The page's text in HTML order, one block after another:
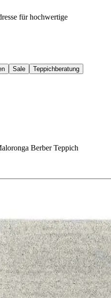
für hochwertige
Sale Teppichberatung
Berber Teppich